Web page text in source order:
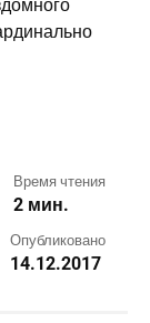
Время чтения
2 мин.
Опубликовано
14.12.2017